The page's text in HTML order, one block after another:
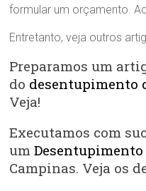
formular um orçamento.
Entretanto, veja outros
Preparamos um
do desentupimento
Veja!
Executamos com
um
Campinas. Veja os